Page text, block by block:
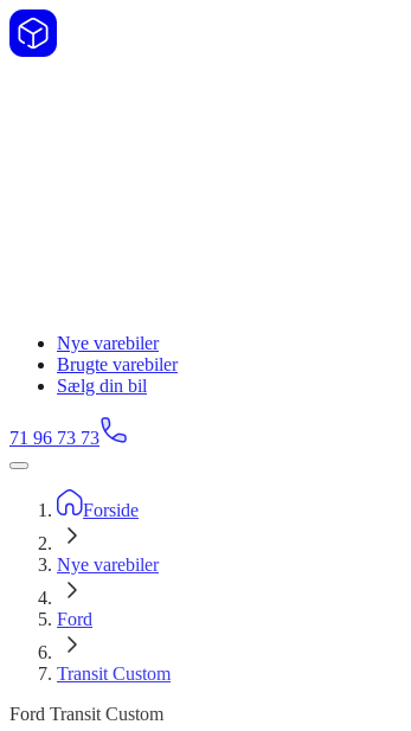
Nye varebiler
Brugte varebiler
Sælg din bil
71 96 73 73
Forside
Nye varebiler
Ford
Transit Custom
Ford Transit Custom